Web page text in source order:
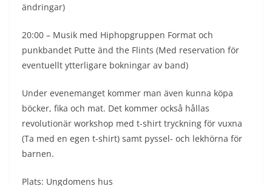
ändringar)
20:00 – Musik med Hiphopgruppen Format och
punkbandet Putte änd the Flints (Med reservation för
eventuellt ytterligare bokningar av band)
Under evenemanget kommer man även kunna köpa
böcker, fika och mat. Det kommer också hållas
revolutionär workshop med t-shirt tryckning för vuxna
(Ta med en egen t-shirt) samt pyssel- och lekhörna för
barnen.
Plats: Ungdomens hus